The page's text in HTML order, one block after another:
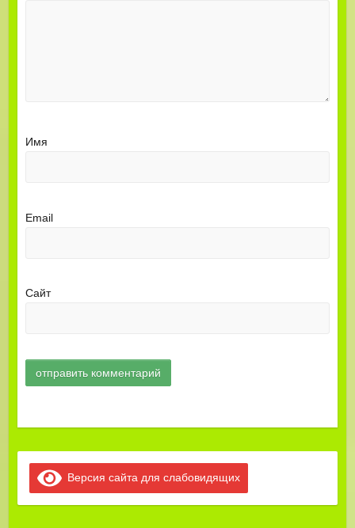
Имя
Email
Сайт
Версия сайта для слабовидящих